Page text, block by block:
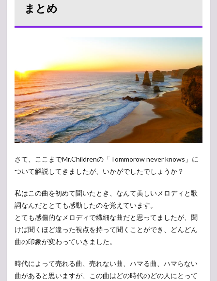
まとめ
さて、ここまでMr.Childrenの「Tommorow never knows」に
ついて解説してきましたが、いかがでしたでしょうか？
私はこの曲を初めて聞いたとき、なんて美しいメロディと歌
詞なんだととても感動したのを覚えています。
とても感傷的なメロディで繊細な曲だと思ってましたが、聞
けば聞くほど違った視点を持って聞くことができ、どんどん
曲の印象が変わっていきました。
時代によって売れる曲、売れない曲、ハマる曲、ハマらない
曲があると思いますが、この曲はどの時代のどの人にとって